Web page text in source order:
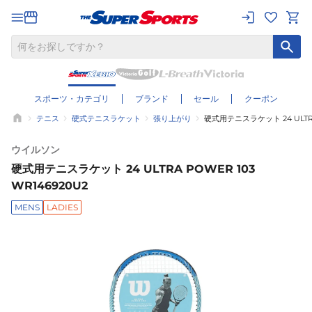
スポーツ・カテゴリ ブランド セール クーポン
テニス 硬式テニスラケット 張り上がり 硬式用テニスラケット 24
ウイルソン
硬式用テニスラケット 24 ULTRA POWER 103
WR146920U2
MENS LADIES